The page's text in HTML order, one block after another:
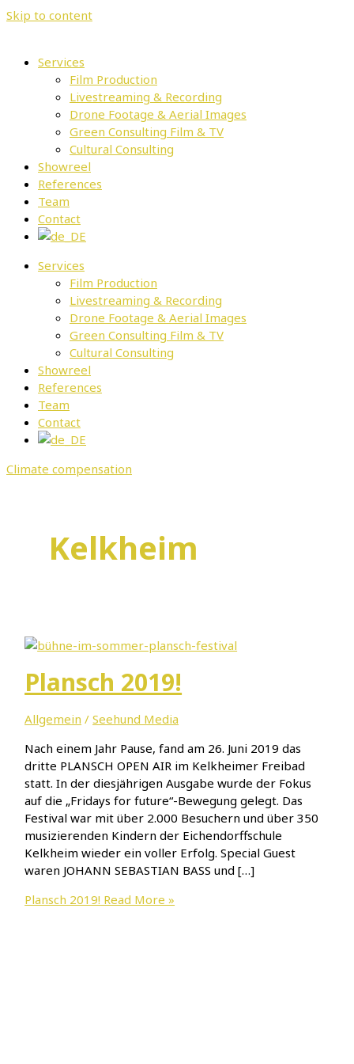
Skip to content
Services
Film Production
Livestreaming & Recording
Drone Footage & Aerial Images
Green Consulting Film & TV
Cultural Consulting
Showreel
References
Team
Contact
Services
Film Production
Livestreaming & Recording
Drone Footage & Aerial Images
Green Consulting Film & TV
Cultural Consulting
Showreel
References
Team
Contact
Climate compensation
Kelkheim
Plansch 2019!
Allgemein /Seehund Media
Nach einem Jahr Pause, fand am 26. Juni 2019 das
dritte PLANSCH OPEN AIR im Kelkheimer Freibad
statt. In der diesjährigen Ausgabe wurde der Fokus
auf die „Fridays for future“-Bewegung gelegt. Das
Festival war mit über 2.000 Besuchern und über 350
musizierenden Kindern der Eichendorffschule
Kelkheim wieder ein voller Erfolg. Special Guest
waren JOHANN SEBASTIAN BASS und […]
Plansch 2019! Read More »